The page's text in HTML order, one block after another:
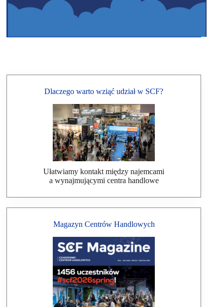
Dlaczego warto wziąć udział w SCF?
Ułatwiamy kontakt między najemcami
a wynajmującymi centra handlowe
Magazyn Centrów Handlowych